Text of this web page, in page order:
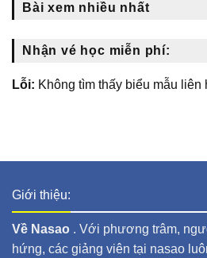
Bài xem nhiều nhất
Nhận vé học miễn phí:
Lỗi: Không tìm thấy biểu mẫu liên
Giới thiệu:
Về Nasao . Với phương trâm,
hứng, các giảng viên tại nasao